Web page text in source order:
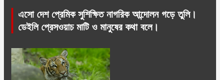
এসো দেশ প্রেমিক সুশিক্ষিত নাগরিক আন্দোলন গড়ে তুলি।
ডেইলি প্রেসওয়াচ মাটি ও মানুষের কথা বলে।